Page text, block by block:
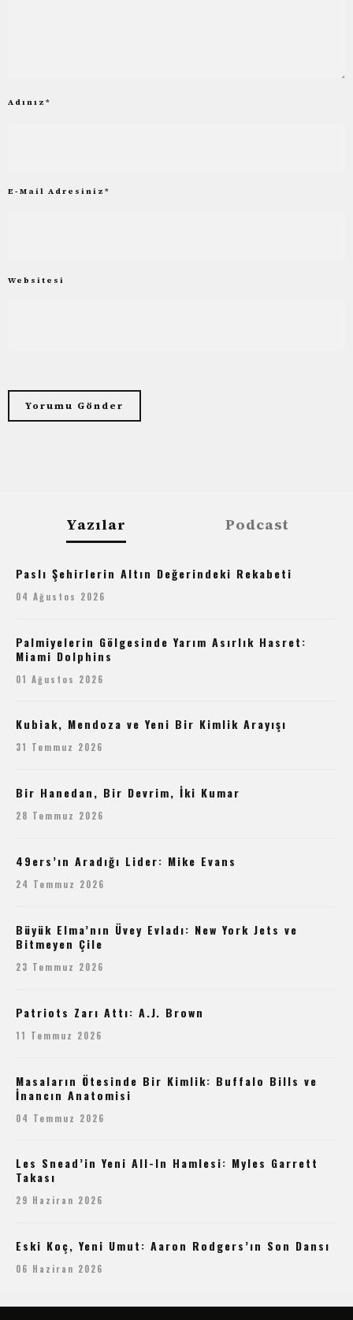
Adınız *
E-Mail Adresiniz *
Websitesi
Yazılar Podcast
Paslı Şehirlerin Altın Değerindeki Rekabeti
04 Ağustos 2026
Palmiyelerin Gölgesinde Yarım Asırlık Hasret:
Miami Dolphins
01 Ağustos 2026
Kubiak, Mendoza ve Yeni Bir Kimlik Arayışı
31 Temmuz 2026
Bir Hanedan, Bir Devrim, İki Kumar
28 Temmuz 2026
49ers’ın Aradığı Lider: Mike Evans
24 Temmuz 2026
Büyük Elma’nın Üvey Evladı: New York Jets ve
Bitmeyen Çile
23 Temmuz 2026
Patriots Zarı Attı: A.J. Brown
11 Temmuz 2026
Masaların Ötesinde Bir Kimlik: Buffalo Bills ve
İnancın Anatomisi
04 Temmuz 2026
Les Snead’in Yeni All-In Hamlesi: Myles Garrett
Takası
29 Haziran 2026
Eski Koç, Yeni Umut: Aaron Rodgers’ın Son Dansı
06 Haziran 2026